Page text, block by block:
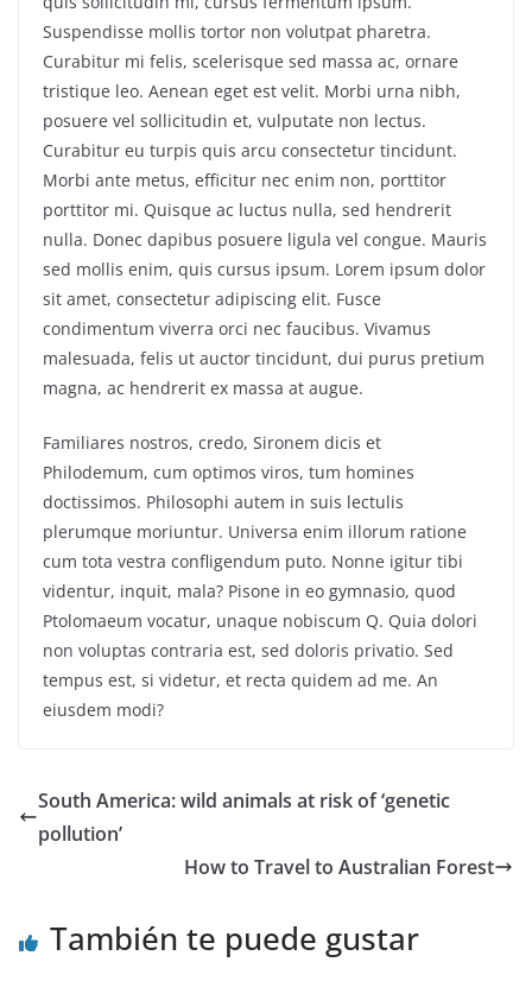
Suspendisse mollis tortor non volutpat pharetra.
Curabitur mi felis, scelerisque sed massa ac, ornare
tristique leo. Aenean eget est velit. Morbi urna nibh,
posuere vel sollicitudin et, vulputate non lectus.
Curabitur eu turpis quis arcu consectetur tincidunt.
Morbi ante metus, efficitur nec enim non, porttitor
porttitor mi. Quisque ac luctus nulla, sed hendrerit
nulla. Donec dapibus posuere ligula vel congue. Mauris
sed mollis enim, quis cursus ipsum. Lorem ipsum dolor
sit amet, consectetur adipiscing elit. Fusce
condimentum viverra orci nec faucibus. Vivamus
malesuada, felis ut auctor tincidunt, dui purus pretium
magna, ac hendrerit ex massa at augue.
Familiares nostros, credo, Sironem dicis et
Philodemum, cum optimos viros, tum homines
doctissimos. Philosophi autem in suis lectulis
plerumque moriuntur. Universa enim illorum ratione
cum tota vestra confligendum puto. Nonne igitur tibi
videntur, inquit, mala? Pisone in eo gymnasio, quod
Ptolomaeum vocatur, unaque nobiscum Q. Quia dolori
non voluptas contraria est, sed doloris privatio. Sed
tempus est, si videtur, et recta quidem ad me. An
eiusdem modi?
South America: wild animals at risk of ‘genetic
pollution’
How to Travel to Australian Forest
También te puede gustar